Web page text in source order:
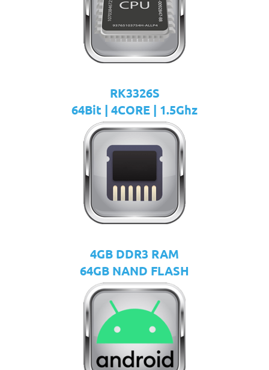
RK3326S
64Bit | 4CORE | 1.5Ghz
4GB DDR3 RAM
64GB NAND FLASH